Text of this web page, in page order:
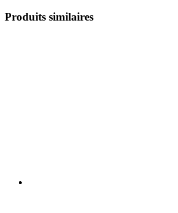
Produits similaires